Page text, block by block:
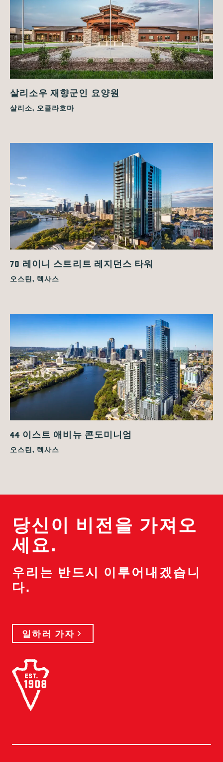
살리소우 재향군인 요양원
살리소, 오클라호마
70 레이니 스트리트 레지던스 타워
오스틴, 텍사스
44 이스트 애비뉴 콘도미니엄
오스틴, 텍사스
당신이 비전을 가져오
세요.
우리는 반드시 이루어내겠습니
다.
일하러 가자